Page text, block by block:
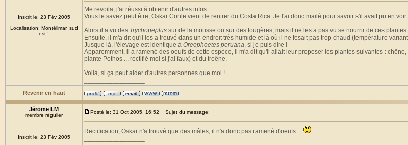
Inscrit le: 23 Fév 2005
Localisation: Montélimar, sud
est !
Me revoila, j'ai réussi à obtenir d'autres infos.
Vous le savez peut être, Oskar Conle vient de rentrer du Costa Rica. Je l'ai donc mailé pour savoir s'il avait pu en
Alors il a vu des Trychopeplus sur de la mousse ou sur des fougères, mais il ne les a pas vu se nourrir de ces plantes.
Ensuite, il m'a dit qu'il les a trouvé dans un endroit très humide et là où il ne fesait pas trop chaud (température
Jusque là, l'élevage est identique à Oreophoetes peruana, si je puis dire !
Apparemment, il a ramené des oeufs de cette espèce, il m'a dit qu'il allait leur proposer les plantes suivantes :
plante Pothos ... rectifié moi si j'ai faux) et du troêne.
Voilà, si ça peut aider d'autres personnes que moi !
Revenir en haut
Jérome LM
membre régulier
Inscrit le: 23 Fév 2005
Posté le: 31 Oct 2005, 16:52 Sujet du message:
Rectification, Oskar n'a trouvé que des mâles, il n'a donc pas ramené d'oeufs ...